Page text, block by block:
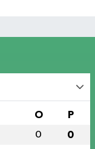
O P
0 0